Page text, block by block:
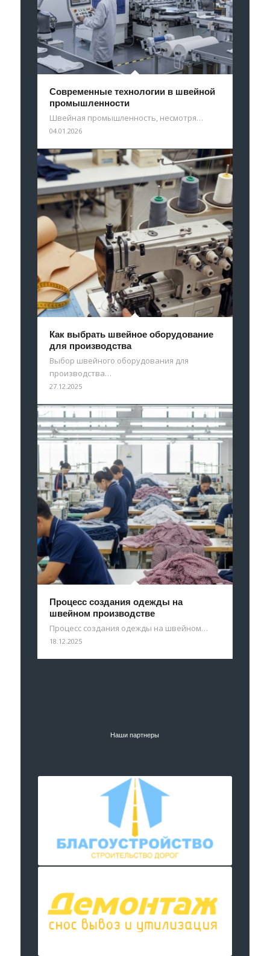
Современные технологии в швейной
промышленности
Швейная промышленность, несмотря…
04.01.2026
Как выбрать швейное оборудование
для производства
Выбор швейного оборудования для
производства…
27.12.2025
Процесс создания одежды на
швейном производстве
Процесс создания одежды на швейном…
18.12.2025
Наши партнеры